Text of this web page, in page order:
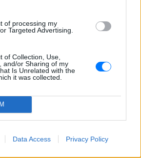
of processing my
Targeted Advertising.
of Collection, Use,
and/or Sharing of my
Is Unrelated with the
it was collected.
Data Access Privacy Policy